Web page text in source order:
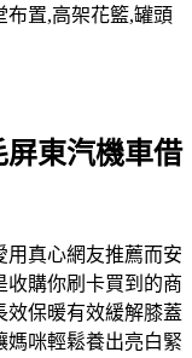
布置,高架花籃,罐頭
東汽機車借
用真心網友推薦而安
收購你刷卡買到的商
效保暖有效緩解膝蓋
媽咪輕鬆養出亮白緊